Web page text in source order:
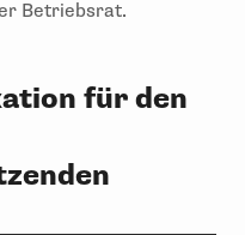
Betriebsrat.
für den